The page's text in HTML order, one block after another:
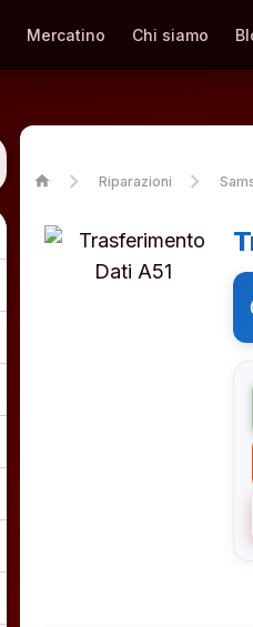
Mercatino Chi siamo
home Riparazioni